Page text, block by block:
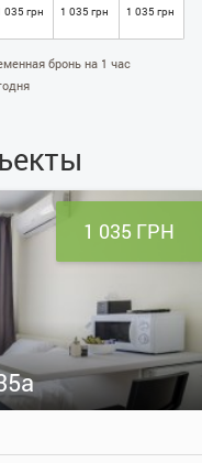
035 грн 1 035 грн 1 035 грн
бронь на 1 час
1 035 ГРН